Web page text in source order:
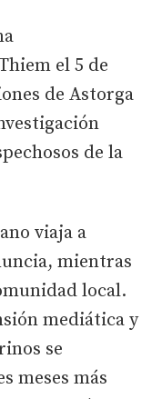
el 5 de
de Astorga
de la
viaja a
mientras
local.
mediática y
se
meses más